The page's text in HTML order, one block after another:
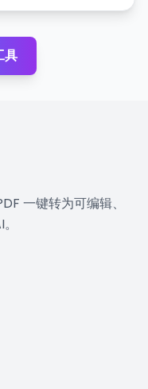
具
一键转为可编辑、